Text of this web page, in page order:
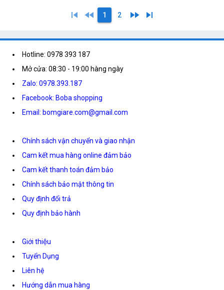
skip_previous fast_rewind 1 2 fast_forward skip_next
Hotline: 0978 393 187
Mở cửa: 08:30 - 19:00 hàng ngày
Zalo: 0978.393.187
Facebook: Boba shopping
Email: bomgiare.com@gmail.com
Chính sách vận chuyển và giao nhận
Cam kết mua hàng online đảm bảo
Cam kết thanh toán đảm bảo
Chính sách bảo mật thông tin
Quy định đổi trả
Quy định bảo hành
Giới thiệu
Tuyển Dụng
Liên hệ
Hướng dẫn mua hàng